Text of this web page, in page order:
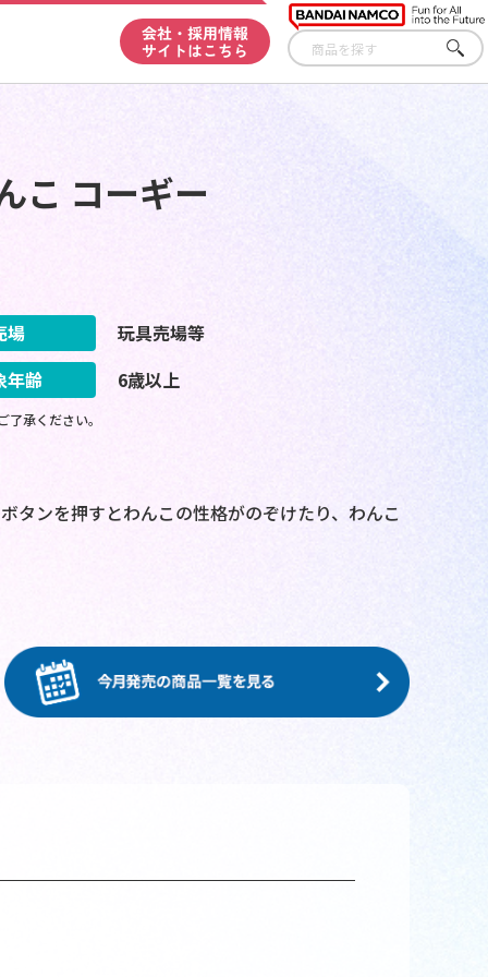
会社・採用情報
サイトはこちら
さが
す
こ コーギー
場
玩具売場等
年齢
6歳以上
承ください。
タンを押すとわんこの性格がのぞけたり、わんこ